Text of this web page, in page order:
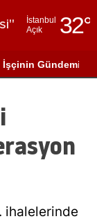
İstanbul
Açık
32°
Adıyaman
Amasya
Antalya
İşçinin Gündemi
ihalelerinde